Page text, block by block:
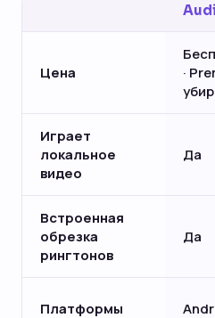
Цена
·
Играет
локальное
видео
Да
Встроенная
обрезка
рингтонов
Да
Платформы